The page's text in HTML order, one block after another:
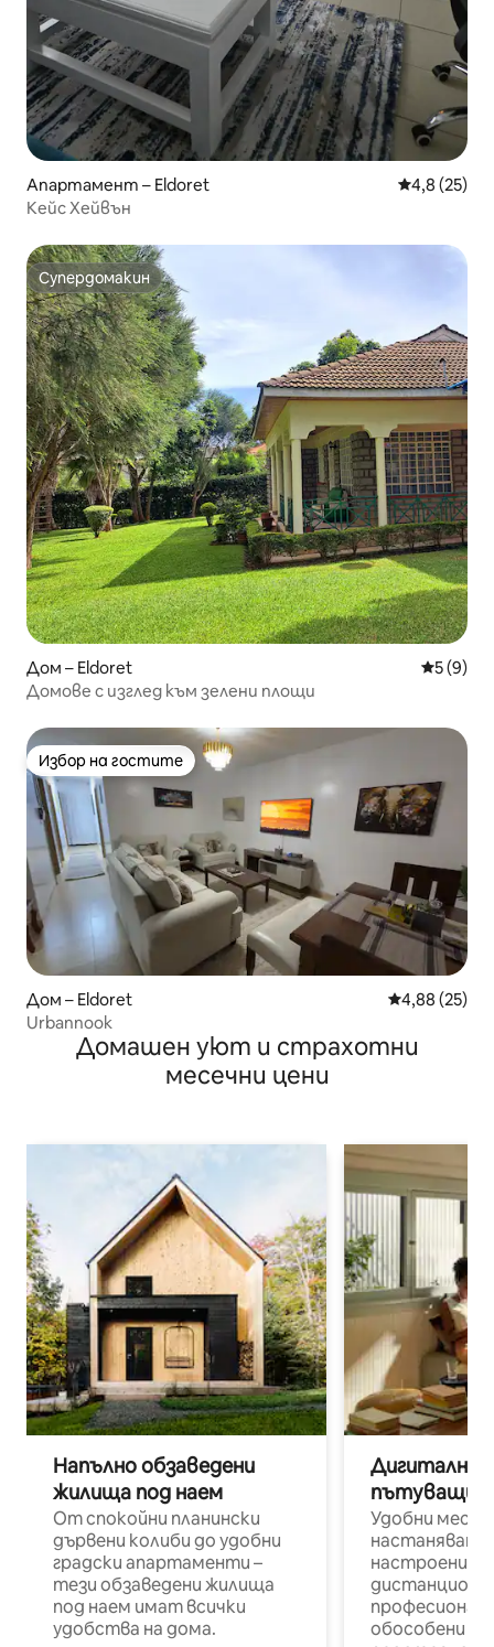
Апартамент – Eldoret Средна
4,8 (25)
Кейс Хейвън
Супердомакин
Супердомакин
Дом – Eldoret Средна
5 (9)
Домове с изглед към зелени площи
Избор на гостите
Избор на гостите
Дом – Eldoret Средна
4,88 (25)
Urbannook
Домашен уют и страхотни
месечни цени
Напълно обзаведени
жилища под наем
От спокойни планински
дървени колиби до удобни
градски апартаменти –
тези обзаведени жилища
под наем имат всички
удобства на дома.
Дигитални
пътуващи
Удобни
настаняване
настроени и
обособени